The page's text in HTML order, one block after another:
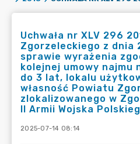
Uchwała nr XLV 296
Zgorzeleckiego z dnia
sprawie wyrażenia
kolejnej umowy najmu
do 3 lat, lokalu
własność Powiatu
zlokalizowanego w
II Armii Wojska
2025-07-14 08:14